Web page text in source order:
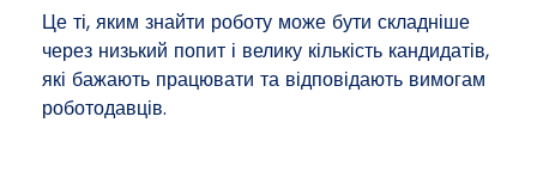
Це ті, яким знайти роботу може бути складніше
через низький попит і велику кількість кандидатів,
які бажають працювати та відповідають вимогам
роботодавців.